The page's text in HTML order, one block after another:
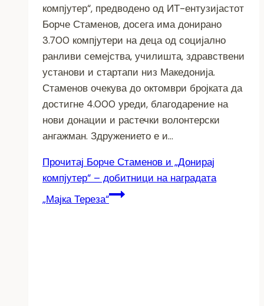
компјутер“, предводено од ИТ-ентузијастот
Борче Стаменов, досега има донирано
3.700 компјутери на деца од социјално
ранливи семејства, училишта, здравствени
установи и стартапи низ Македонија.
Стаменов очекува до октомври бројката да
достигне 4.000 уреди, благодарение на
нови донации и растечки волонтерски
ангажман. Здружението е и…
Прочитај Борче Стаменов и „Донирај
компјутер“ – добитници на наградата
„Мајка Тереза“